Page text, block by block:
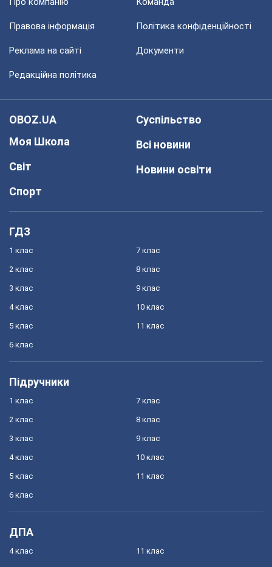
Правова інформація Політика конфіденційності
Реклама на сайті Документи
Редакційна політика
OBOZ.UA
Моя Школа
Світ
Спорт
Суспільство
Всі новини
Новини освіти
ГДЗ
1 клас
2 клас
3 клас
4 клас
5 клас
6 клас
7 клас
8 клас
9 клас
10 клас
11 клас
Підручники
1 клас
2 клас
3 клас
4 клас
5 клас
6 клас
7 клас
8 клас
9 клас
10 клас
11 клас
ДПА
4 клас 11 клас